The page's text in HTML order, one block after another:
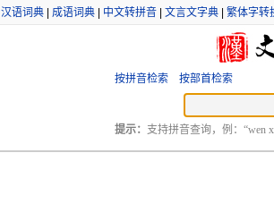
汉语词典 成语词典 中文转拼音 文言文字典 繁体字转
按拼音检索 按部首检索
提示： 支持拼音查询，例：“wen